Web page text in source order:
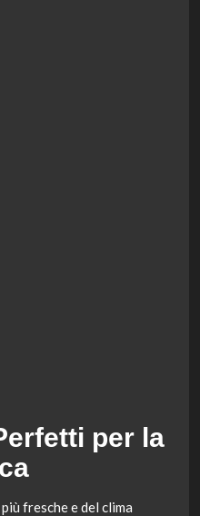
per la
fresche e del clima